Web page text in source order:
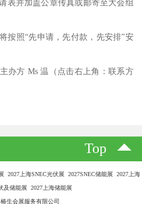
表并加盖公章传真或邮寄至大会组
按照“先申请，先付款，先安排”安
办方 Ms 温（点击右上角：联系方
Top
2027上海SNEC光伏展 2027SNEC储能展 2027上海
及储能展 2027上海储能展
生会展服务有限公司